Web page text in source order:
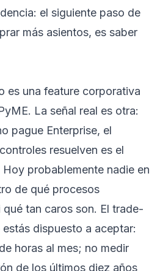
el siguiente paso de
más asientos, es saber
es una feature corporativa
La señal real es otra:
pague Enterprise, el
resuelven es el
probablemente nadie en
de qué procesos
tan caros son. El trade-
dispuesto a aceptar:
horas al mes; no medir
de los últimos diez años